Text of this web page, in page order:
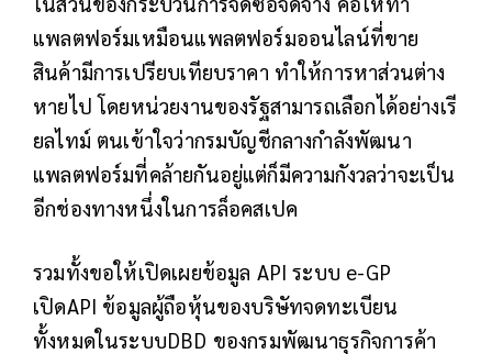
แพลตฟอร์มเหมือนแพลตฟอร์มออนไลน์ที่ขาย
สินค้ามีการเปรียบเทียบราคา ทำให้การหาส่วนต่าง
หายไป โดยหน่วยงานของรัฐสามารถเลือกได้อย่างเรี
ยลไทม์ ตนเข้าใจว่ากรมบัญชีกลางกำลังพัฒนา
แพลตฟอร์มที่คล้ายกันอยู่แต่ก็มีความกังวลว่าจะเป็น
อีกช่องทางหนึ่งในการล็อคสเปค
รวมทั้งขอให้เปิดเผยข้อมูล API ระบบ e-GP
เปิดAPI ข้อมูลผู้ถือหุ้นของบริษัทจดทะเบียน
ทั้งหมดในระบบDBD ของกรมพัฒนาธุรกิจการค้า